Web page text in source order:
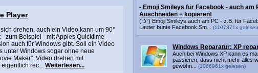
Player
drehen, auch ein Video kann um 90°
zum Beispiel - mit Apples Quicktime
auch für Windows gibt. Soll ein Video
unter Windows sogar ohne neue
Maker". Video drehen mit
rec... Weiterlesen...
• Emoji Smileys für Facebook - auch am
Auschneiden + kopieren!
(°ʖ°) Emoji Smileys auch am PC - z.B. für
Lauter bunte Facebook Sm...(1107371x
Windows Reparatur: XP
Auch bei Windows XP kann es
passieren, dass nicht mehr alles
gewohn...(1066961x gelesen)